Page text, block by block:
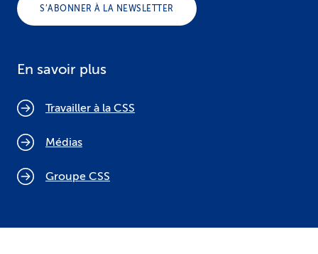
S’ABONNER À LA NEWSLETTER
En savoir plus
Travailler à la CSS
Médias
Groupe CSS